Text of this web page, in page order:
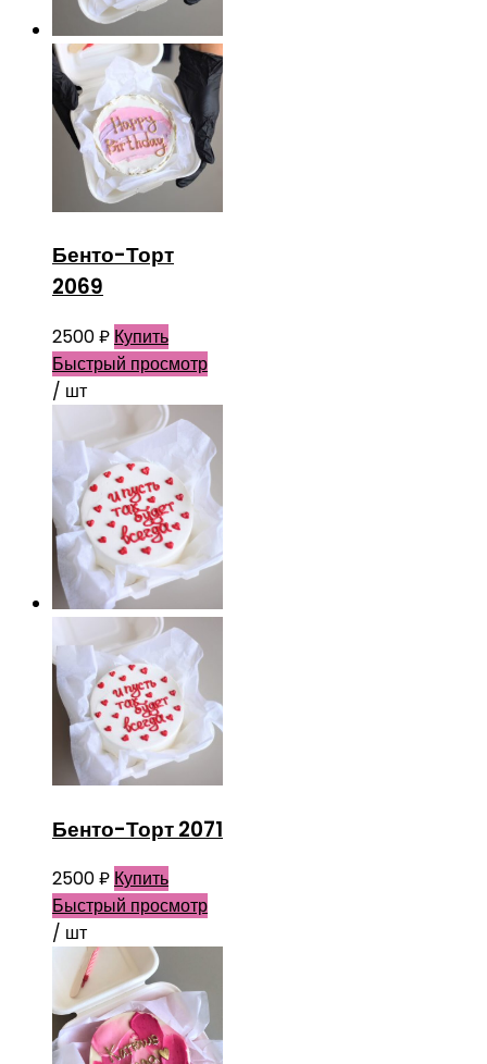
Бенто-Торт
2069
2500₽ Купить
Быстрый просмотр
/ шт
Бенто-Торт 2071
2500₽ Купить
Быстрый просмотр
/ шт